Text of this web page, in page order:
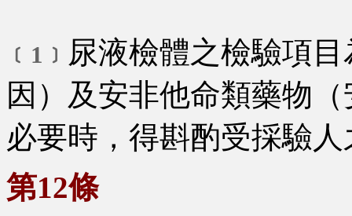
﹝1﹞ 尿液檢體之檢驗項
因）及安非他命類藥物
必要時，得斟酌受採驗
第12條